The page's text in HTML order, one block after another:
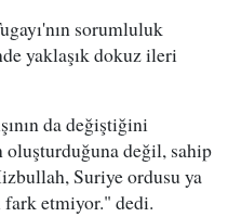
sorumluluk
yaklaşık dokuz ileri
da değiştiğini
değil, sahip
Suriye ordusu ya
fark etmiyor." dedi.